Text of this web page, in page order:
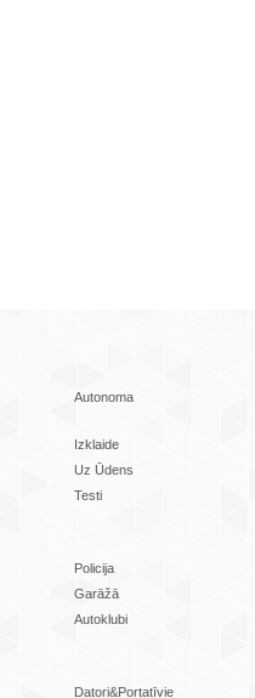
Autonoma
Izklaide
Uz Ūdens
Testi
Policija
Garāžā
Autoklubi
Datori&Portatīvie